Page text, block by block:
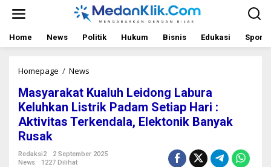
t
Home News Politik Hukum Bisnis Edukasi Sport
Homepage / News
s
y
a
r
a
Masyarakat Kualuh Leidong Labura
Keluhkan Listrik Padam Setiap Hari :
Aktivitas Terkendala, Elektonik Banyak
Rusak
Redaksi2
2 September 2025
News
1227 Dilihat